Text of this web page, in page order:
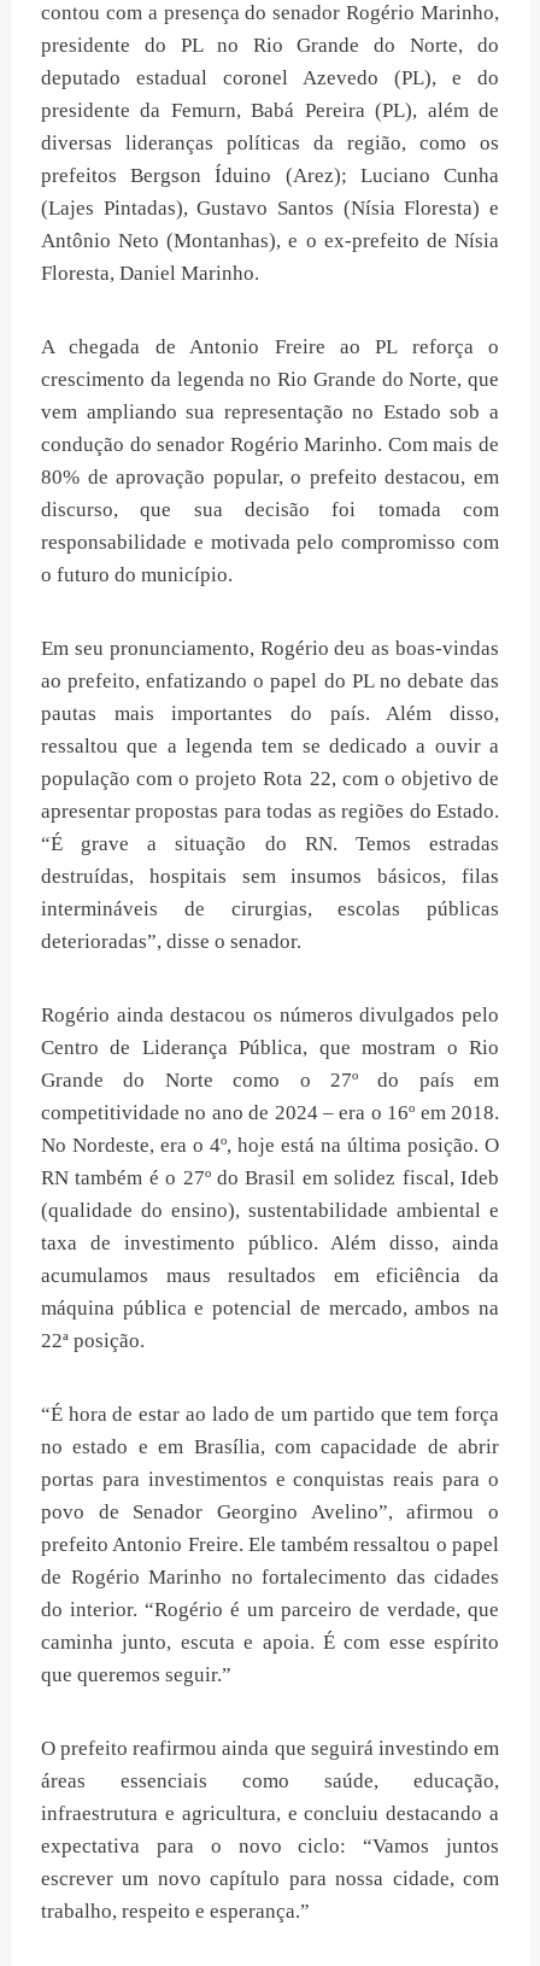
contou com a presença do senador Rogério Marinho,
presidente do PL no Rio Grande do Norte, do
deputado estadual coronel Azevedo (PL), e do
presidente da Femurn, Babá Pereira (PL), além de
diversas lideranças políticas da região, como os
prefeitos Bergson Íduino (Arez); Luciano Cunha
(Lajes Pintadas), Gustavo Santos (Nísia Floresta) e
Antônio Neto (Montanhas), e o ex-prefeito de Nísia
Floresta, Daniel Marinho.
A chegada de Antonio Freire ao PL reforça o
crescimento da legenda no Rio Grande do Norte, que
vem ampliando sua representação no Estado sob a
condução do senador Rogério Marinho. Com mais de
80% de aprovação popular, o prefeito destacou, em
discurso, que sua decisão foi tomada com
responsabilidade e motivada pelo compromisso com
o futuro do município.
Em seu pronunciamento, Rogério deu as boas-vindas
ao prefeito, enfatizando o papel do PL no debate das
pautas mais importantes do país. Além disso,
ressaltou que a legenda tem se dedicado a ouvir a
população com o projeto Rota 22, com o objetivo de
apresentar propostas para todas as regiões do Estado.
“É grave a situação do RN. Temos estradas
destruídas, hospitais sem insumos básicos, filas
intermináveis de cirurgias, escolas públicas
deterioradas”, disse o senador.
Rogério ainda destacou os números divulgados pelo
Centro de Liderança Pública, que mostram o Rio
Grande do Norte como o 27º do país em
competitividade no ano de 2024 – era o 16º em 2018.
No Nordeste, era o 4º, hoje está na última posição. O
RN também é o 27º do Brasil em solidez fiscal, Ideb
(qualidade do ensino), sustentabilidade ambiental e
taxa de investimento público. Além disso, ainda
acumulamos maus resultados em eficiência da
máquina pública e potencial de mercado, ambos na
22ª posição.
“É hora de estar ao lado de um partido que tem força
no estado e em Brasília, com capacidade de abrir
portas para investimentos e conquistas reais para o
povo de Senador Georgino Avelino”, afirmou o
prefeito Antonio Freire. Ele também ressaltou o papel
de Rogério Marinho no fortalecimento das cidades
do interior. “Rogério é um parceiro de verdade, que
caminha junto, escuta e apoia. É com esse espírito
que queremos seguir.”
O prefeito reafirmou ainda que seguirá investindo em
áreas essenciais como saúde, educação,
infraestrutura e agricultura, e concluiu destacando a
expectativa para o novo ciclo: “Vamos juntos
escrever um novo capítulo para nossa cidade, com
trabalho, respeito e esperança.”